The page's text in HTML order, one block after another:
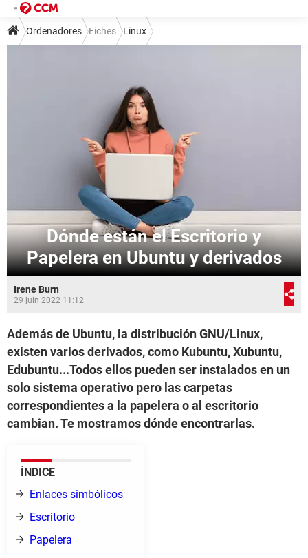
Ordenadores Fiches Linux
Dónde están el Escritorio y
Papelera en Ubuntu y derivados
Irene Burn
29 juin 2022 11:12
Además de Ubuntu, la distribución GNU/Linux,
existen varios derivados, como Kubuntu, Xubuntu,
Edubuntu...Todos ellos pueden ser instalados en un
solo sistema operativo pero las carpetas
correspondientes a la papelera o al escritorio
cambian. Te mostramos dónde encontrarlas.
ÍNDICE
Enlaces simbólicos
Escritorio
Papelera